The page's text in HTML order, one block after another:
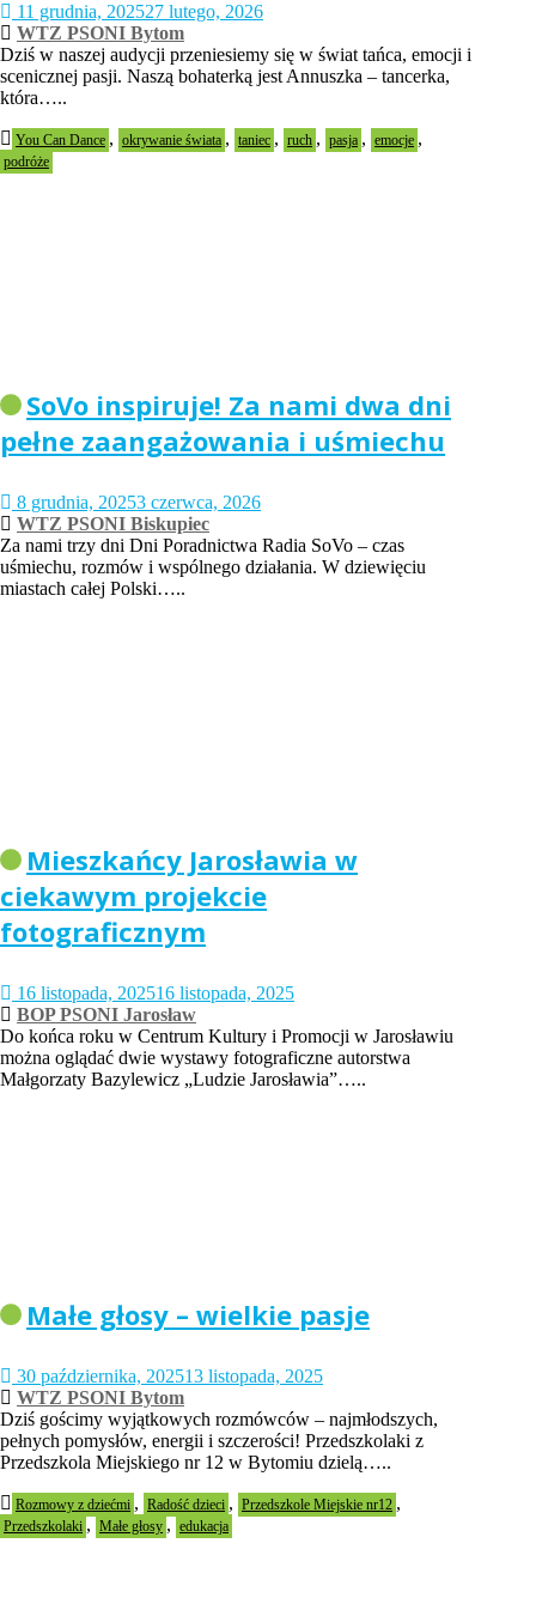
11 grudnia, 202527 lutego, 2026
WTZ PSONI Bytom
Dziś w naszej audycji przeniesiemy się w świat tańca, emocji i
scenicznej pasji. Naszą bohaterką jest Annuszka – tancerka,
która…..
You Can Dance , okrywanie świata , taniec , ruch , pasja , emocje ,
podróże
SoVo inspiruje! Za nami dwa dni
pełne zaangażowania i uśmiechu
8 grudnia, 20253 czerwca, 2026
WTZ PSONI Biskupiec
Za nami trzy dni Dni Poradnictwa Radia SoVo – czas
uśmiechu, rozmów i wspólnego działania. W dziewięciu
miastach całej Polski…..
Mieszkańcy Jarosławia w
ciekawym projekcie
fotograficznym
16 listopada, 202516 listopada, 2025
BOP PSONI Jarosław
Do końca roku w Centrum Kultury i Promocji w Jarosławiu
można oglądać dwie wystawy fotograficzne autorstwa
Małgorzaty Bazylewicz „Ludzie Jarosławia”…..
Małe głosy – wielkie pasje
30 października, 202513 listopada, 2025
WTZ PSONI Bytom
Dziś gościmy wyjątkowych rozmówców – najmłodszych,
pełnych pomysłów, energii i szczerości! Przedszkolaki z
Przedszkola Miejskiego nr 12 w Bytomiu dzielą…..
Rozmowy z dziećmi , Radość dzieci , Przedszkole Miejskie nr12 ,
Przedszkolaki , Małe głosy , edukacja